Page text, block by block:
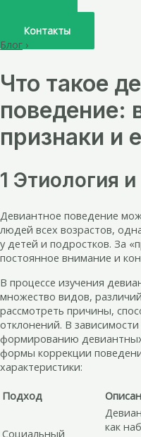
Контакты
Блог ›
Что такое
поведение:
признаки и
1 Этиология
Девиантное поведение
людей всех возрастов,
у детей и подростков. За
постоянное внимание и
В процессе изучения
множество видов,
рассмотреть причины,
отклонений. В
формированию
формы коррекции
характеристики:
Подход
Социальный
как